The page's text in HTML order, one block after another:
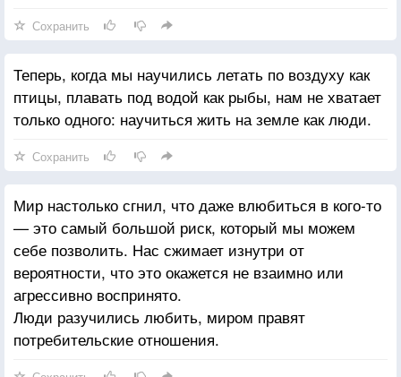
Сохранить
Теперь, когда мы научились летать по воздуху как
птицы, плавать под водой как рыбы, нам не хватает
только одного: научиться жить на земле как люди.
Сохранить
Мир настолько сгнил, что даже влюбиться в кого-то
— это самый большой риск, который мы можем
себе позволить. Нас сжимает изнутри от
вероятности, что это окажется не взаимно или
агрессивно воспринято.
Люди разучились любить, миром правят
потребительские отношения.